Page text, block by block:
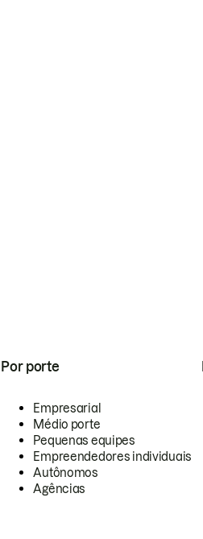
Por porte
Empresarial
Médio porte
Pequenas equipes
Empreendedores individuais
Autônomos
Agências